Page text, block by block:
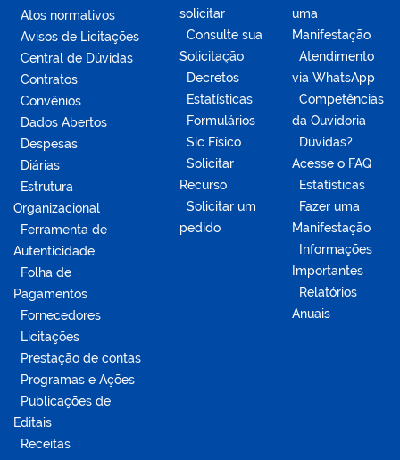
Atos normativos
Avisos de Licitações
Central de Dúvidas
Contratos
Convênios
Dados Abertos
Despesas
Diárias
Estrutura
Organizacional
Ferramenta de
Autenticidade
Folha de
Pagamentos
Fornecedores
Licitações
Prestação de contas
Programas e Ações
Publicações de
Editais
Receitas
solicitar
Consulte sua
Solicitação
Decretos
Estatísticas
Formulários
Sic Físico
Solicitar
Recurso
Solicitar um
pedido
uma
Manifestação
Atendimento
via WhatsApp
Competências
da Ouvidoria
Dúvidas?
Acesse o FAQ
Estatísticas
Fazer uma
Manifestação
Informações
Importantes
Relatórios
Anuais